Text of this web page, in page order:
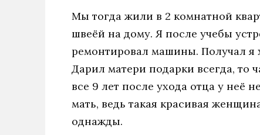
Мы тогда жили в 2 комнатной
швеёй на дому. Я после учебы
ремонтировал машины. Получал я
Дарил матери подарки всегда, то
все 9 лет после ухода отца у неё
мать, ведь такая красивая
однажды.